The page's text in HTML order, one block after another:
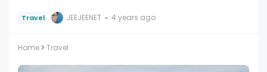
Travel JEEJEENET 4 years ago
Home Travel